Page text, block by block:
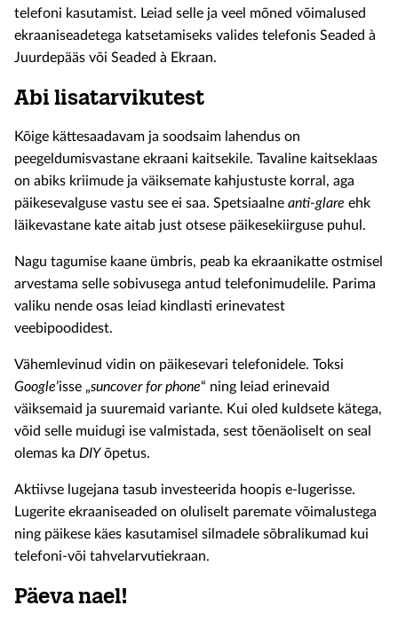
telefoni kasutamist. Leiad selle ja veel mõned võimalused
ekraaniseadetega katsetamiseks valides telefonis Seaded à
Juurdepääs või Seaded à Ekraan.
Abi lisatarvikutest
Kõige kättesaadavam ja soodsaim lahendus on
peegeldumisvastane ekraani kaitsekile. Tavaline kaitseklaas
on abiks kriimude ja väiksemate kahjustuste korral, aga
päikesevalguse vastu see ei saa. Spetsiaalne anti-glare ehk
läikevastane kate aitab just otsese päikesekiirguse puhul.
Nagu tagumise kaane ümbris, peab ka ekraanikatte ostmisel
arvestama selle sobivusega antud telefonimudelile. Parima
valiku nende osas leiad kindlasti erinevatest
veebipoodidest.
Vähemlevinud vidin on päikesevari telefonidele. Toksi
Google’isse „suncover for phone“ ning leiad erinevaid
väiksemaid ja suuremaid variante. Kui oled kuldsete kätega,
võid selle muidugi ise valmistada, sest tõenäoliselt on seal
olemas ka DIYõpetus.
Aktiivse lugejana tasub investeerida hoopis e-lugerisse.
Lugerite ekraaniseaded on oluliselt paremate võimalustega
ning päikese käes kasutamisel silmadele sõbralikumad kui
telefoni-või tahvelarvutiekraan.
Päeva nael!